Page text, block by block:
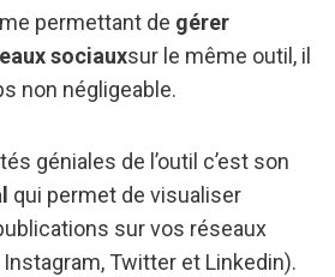
permettant de gérer
sociauxsur le même outil, il
non négligeable.
géniales de l’outil c’est son
qui permet de visualiser
sur vos réseaux
Twitter et Linkedin).